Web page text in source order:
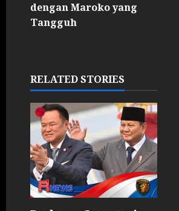
dengan Maroko yang
Tangguh
RELATED STORIES